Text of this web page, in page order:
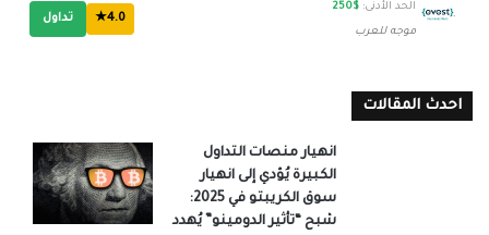
الحد الأدنى: $250
موجه للعرب
4.0★ تداول
احدث المقالات
انهيار منصات التداول
الكبيرة يُؤدي إلى انهيار
سوق الكريبتو في 2025:
شبح “تأثير الدومينو” يُهدد